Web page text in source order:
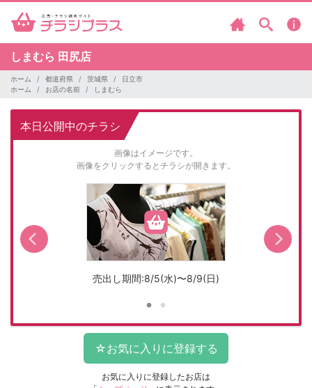
しまむら 田尻店
ホーム 都道府県 茨城県
日立市
ホーム
お店の名前 しまむら
本日公開中のチラシ
画像はイメージです。
画像をクリックするとチラシが開きます。
売出し期間:8/5(水)〜8/9(日)
お気に入りに登録したお店は